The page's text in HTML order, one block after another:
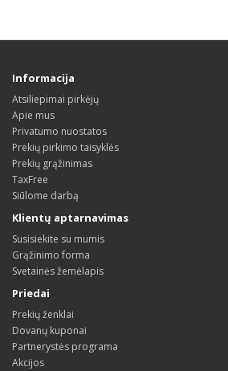
Informacija
Atsiliepimai pirkėjų
Apie mus
Privatumo nuostatos
Prekių pirkimo taisyklės
Prekių grąžinimas
TaxFree
Siūlome darbą
Klientų aptarnavimas
Susisiekite su mumis
Grąžinimo forma
Svetainės žemėlapis
Priedai
Prekių ženklai
Dovanų kuponai
Partnerystės programa
Akcijos